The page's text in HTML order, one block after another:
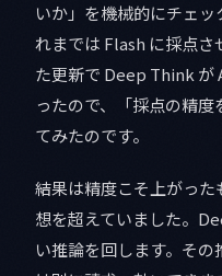
いか」を機械的にチェ
れまでは Flash に採点さ
た更新で Deep Think が
ったので、「採点の精
てみたのです。
結果は精度こそ上がっ
想を超えていました。
い推論を回します。そ